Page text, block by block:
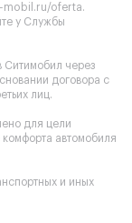
mobil.ru/oferta.
у Службы
Ситимобил через
договора с
лиц.
для цели
автомобиля
и иных